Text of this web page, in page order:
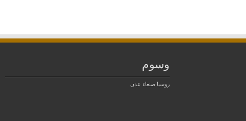
وسوم
روسيا صنعاء عدن